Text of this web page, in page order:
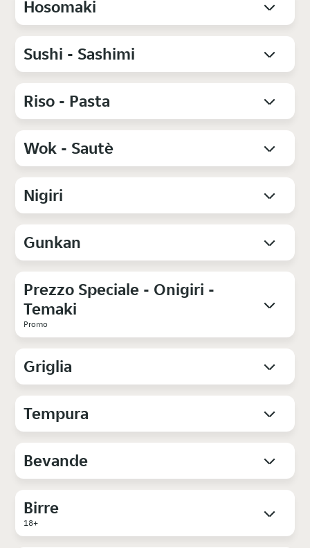
Hosomaki
Sushi - Sashimi
Riso - Pasta
Wok - Sautè
Nigiri
Gunkan
Prezzo Speciale - Onigiri -
Temaki
Promo
Griglia
Tempura
Bevande
Birre
18+